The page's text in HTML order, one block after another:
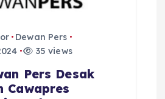
Dewan Pers
35 views
Pers Desak
Cawapres